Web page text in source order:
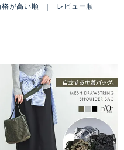
格が高い順 レビュー順